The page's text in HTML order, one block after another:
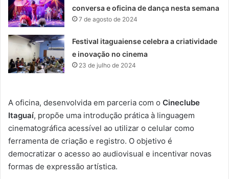
conversa e oficina de dança nesta semana
7 de agosto de 2024
Festival itaguaiense celebra a criatividade
e inovação no cinema
23 de julho de 2024
A oficina, desenvolvida em parceria com o Cineclube
Itaguaí, propõe uma introdução prática à linguagem
cinematográfica acessível ao utilizar o celular como
ferramenta de criação e registro. O objetivo é
democratizar o acesso ao audiovisual e incentivar novas
formas de expressão artística.